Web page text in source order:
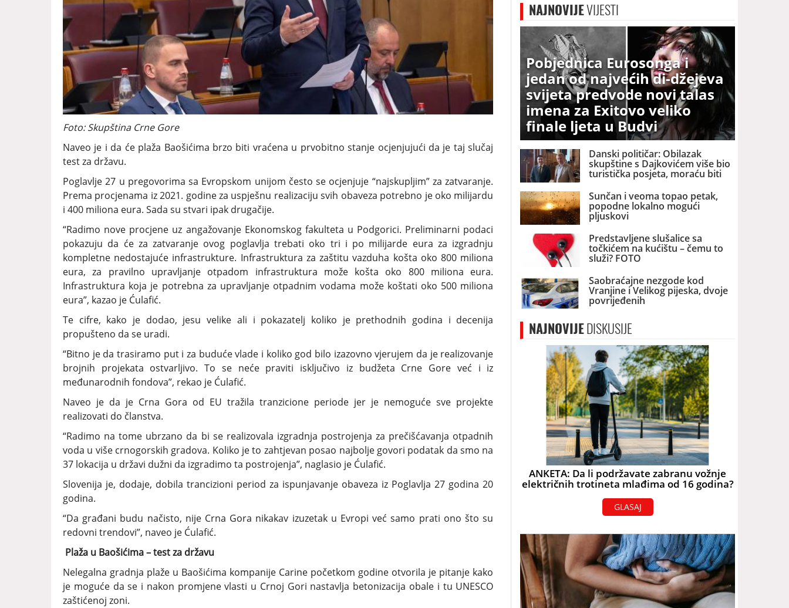
Foto: Skupština Crne Gore
Naveo je i da će plaža Baošićima brzo biti vraćena u prvobitno stanje ocjenjujući da je taj slučaj
test za državu.
Poglavlje 27 u pregovorima sa Evropskom unijom često se ocjenjuje “najskupljim” za zatvaranje.
Prema procjenama iz 2021. godine za uspješnu realizaciju svih obaveza potrebno je oko milijardu
i 400 miliona eura. Sada su stvari ipak drugačije.
“Radimo nove procjene uz angažovanje Ekonomskog fakulteta u Podgorici. Preliminarni podaci
pokazuju da će za zatvaranje ovog poglavlja trebati oko tri i po milijarde eura za izgradnju
kompletne nedostajuće infrastrukture. Infrastruktura za zaštitu vazduha košta oko 800 miliona
eura, za pravilno upravljanje otpadom infrastruktura može košta oko 800 miliona eura.
Infrastruktura koja je potrebna za upravljanje otpadnim vodama može koštati oko 500 miliona
eura”, kazao je Ćulafić.
Te cifre, kako je dodao, jesu velike ali i pokazatelj koliko je prethodnih godina i decenija
propušteno da se uradi.
“Bitno je da trasiramo put i za buduće vlade i koliko god bilo izazovno vjerujem da je realizovanje
brojnih projekata ostvarljivo. To se neće praviti isključivo iz budžeta Crne Gore već i iz
međunarodnih fondova”, rekao je Ćulafić.
Naveo je da je Crna Gora od EU tražila tranzicione periode jer je nemoguće sve projekte
realizovati do članstva.
“Radimo na tome ubrzano da bi se realizovala izgradnja postrojenja za prečišćavanja otpadnih
voda u više crnogorskih gradova. Koliko je to zahtjevan posao najbolje govori podatak da smo na
37 lokacija u državi dužni da izgradimo ta postrojenja”, naglasio je Ćulafić.
Slovenija je, dodaje, dobila trancizioni period za ispunjavanje obaveza iz Poglavlja 27 godina 20
godina.
“Da građani budu načisto, nije Crna Gora nikakav izuzetak u Evropi već samo prati ono što su
redovni trendovi”, naveo je Ćulafić.
Plaža u Baošićima – test za državu
Nelegalna gradnja plaže u Baošićima kompanije Carine početkom godine otvorila je pitanje kako
je moguće da se i nakon promjene vlasti u Crnoj Gori nastavlja betonizacija obale i tu UNESCO
zaštićenoj zoni.
NAJNOVIJEVIJESTI
Pobjednica Eurosonga i
jedan od najvećih di-džejeva
svijeta predvode novi talas
imena za Exitovo veliko
finale ljeta u Budvi
Danski političar: Obilazak
skupštine s Dajkovićem više bio
turistička posjeta, moraću biti
pažljiviji kome ću biti vodič
Sunčan i veoma topao petak,
popodne lokalno mogući
pljuskovi
Predstavljene slušalice sa
točkićem na kućištu – čemu to
služi? FOTO
Saobraćajne nezgode kod
Vranjine i Velikog pijeska, dvoje
povrijeđenih
NAJNOVIJEDISKUSIJE
ANKETA: Da li podržavate zabranu vožnje
električnih trotineta mlađima od 16 godina?
GLASAJ